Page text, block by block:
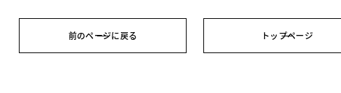
前のページに戻る トップページ